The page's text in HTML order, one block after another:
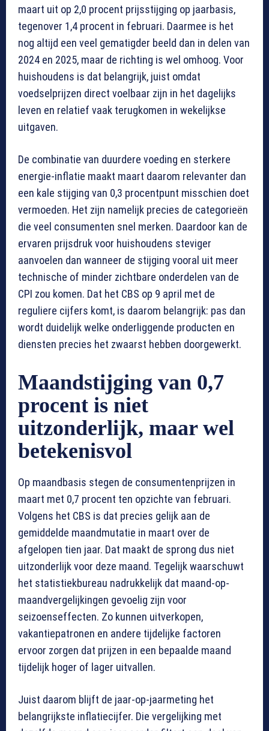
maart uit op 2,0 procent prijsstijging op jaarbasis,
tegenover 1,4 procent in februari. Daarmee is het
nog altijd een veel gematigder beeld dan in delen van
2024 en 2025, maar de richting is wel omhoog. Voor
huishoudens is dat belangrijk, juist omdat
voedselprijzen direct voelbaar zijn in het dagelijks
leven en relatief vaak terugkomen in wekelijkse
uitgaven.
De combinatie van duurdere voeding en sterkere
energie-inflatie maakt maart daarom relevanter dan
een kale stijging van 0,3 procentpunt misschien doet
vermoeden. Het zijn namelijk precies de categorieën
die veel consumenten snel merken. Daardoor kan de
ervaren prijsdruk voor huishoudens steviger
aanvoelen dan wanneer de stijging vooral uit meer
technische of minder zichtbare onderdelen van de
CPI zou komen. Dat het CBS op 9 april met de
reguliere cijfers komt, is daarom belangrijk: pas dan
wordt duidelijk welke onderliggende producten en
diensten precies het zwaarst hebben doorgewerkt.
Maandstijging van 0,7
procent is niet
uitzonderlijk, maar wel
betekenisvol
Op maandbasis stegen de consumentenprijzen in
maart met 0,7 procent ten opzichte van februari.
Volgens het CBS is dat precies gelijk aan de
gemiddelde maandmutatie in maart over de
afgelopen tien jaar. Dat maakt de sprong dus niet
uitzonderlijk voor deze maand. Tegelijk waarschuwt
het statistiekbureau nadrukkelijk dat maand-op-
maandvergelijkingen gevoelig zijn voor
seizoenseffecten. Zo kunnen uitverkopen,
vakantiepatronen en andere tijdelijke factoren
ervoor zorgen dat prijzen in een bepaalde maand
tijdelijk hoger of lager uitvallen.
Juist daarom blijft de jaar-op-jaarmeting het
belangrijkste inflatiecijfer. Die vergelijking met